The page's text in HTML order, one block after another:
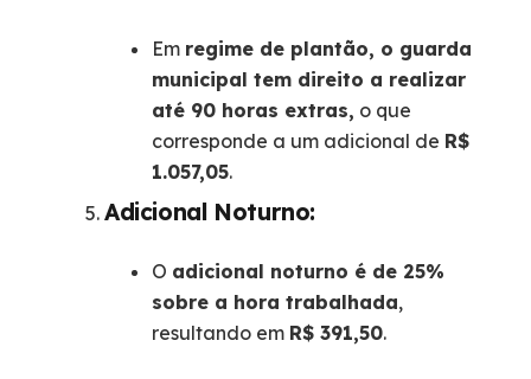
Em regime de plantão, o guarda
municipal tem direito a realizar
até 90 horas extras, o que
corresponde a um adicional de R$
1.057,05.
Adicional Noturno:
O adicional noturno é de 25%
sobre a hora trabalhada,
resultando em R$ 391,50.